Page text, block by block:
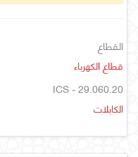
القطاع
قطاع الكهرباء
ICS - 29.060.20
الكابلات